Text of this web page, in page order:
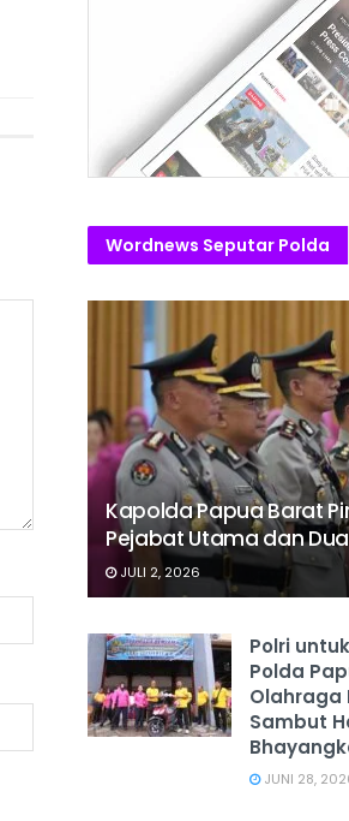
Wordnews Seputar Polda
Kapolda Papua Barat
Pejabat Utama dan
JULI 2, 2026
Polri
Polda
Olahraga
Sambut
JUNI 28,